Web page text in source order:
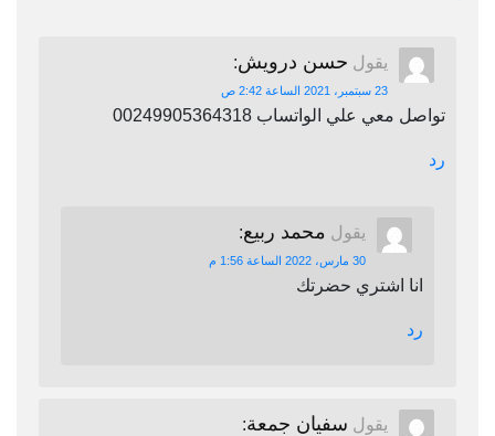
يقول حسن درويش:
23 سبتمبر، 2021 الساعة 2:42 ص
تواصل معي علي الواتساب 00249905364318
رد
يقول محمد ربيع:
30 مارس، 2022 الساعة 1:56 م
انا اشتري حضرتك
رد
يقول سفيان جمعة: